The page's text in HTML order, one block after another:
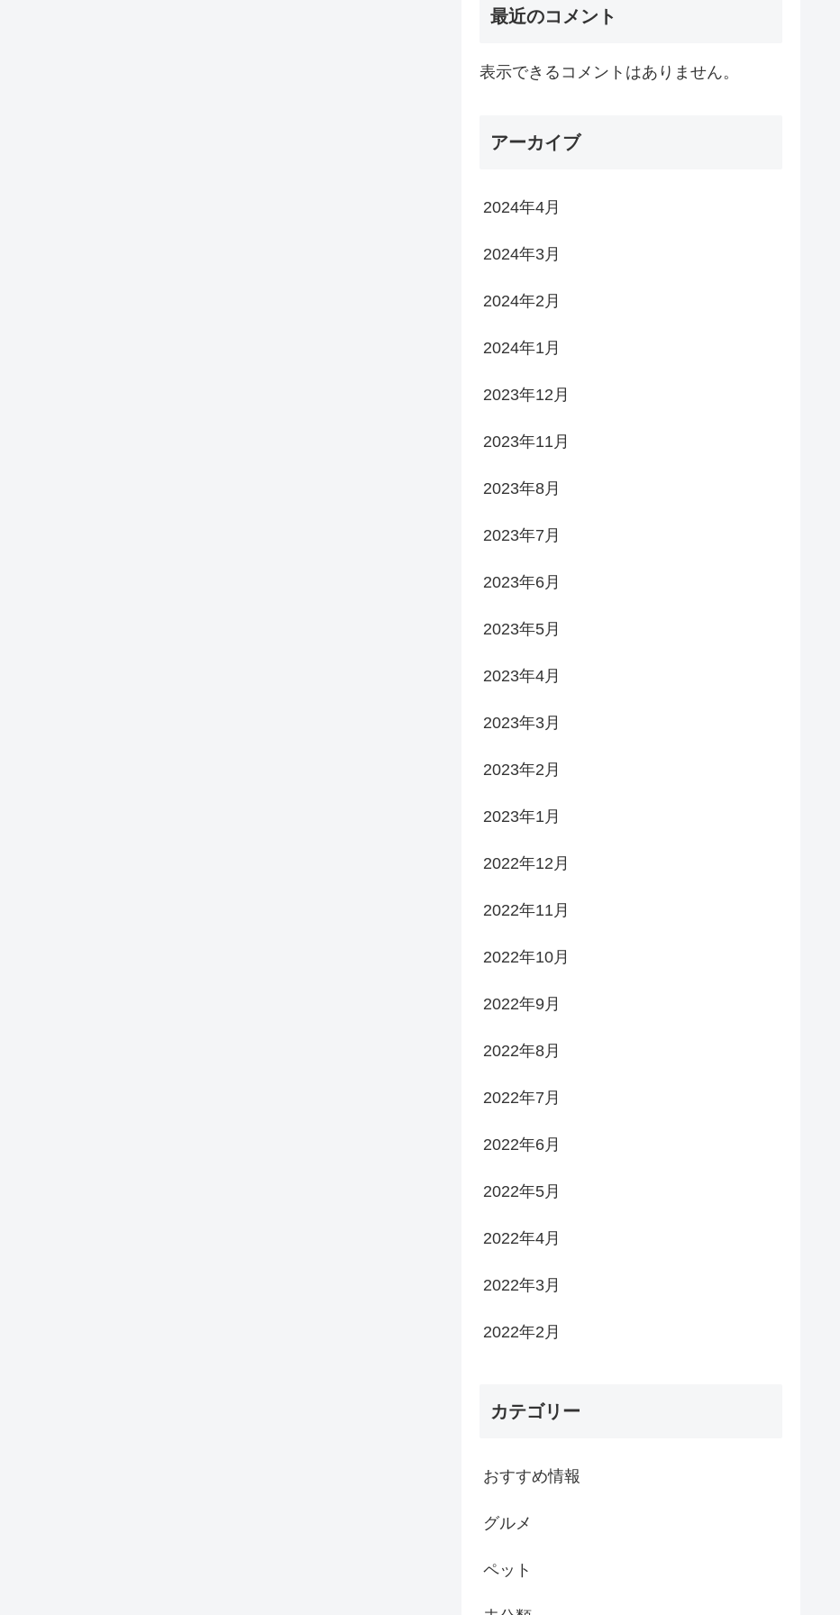
最近のコメント
表示できるコメントはありません。
アーカイブ
2024年4月
2024年3月
2024年2月
2024年1月
2023年12月
2023年11月
2023年8月
2023年7月
2023年6月
2023年5月
2023年4月
2023年3月
2023年2月
2023年1月
2022年12月
2022年11月
2022年10月
2022年9月
2022年8月
2022年7月
2022年6月
2022年5月
2022年4月
2022年3月
2022年2月
カテゴリー
おすすめ情報
グルメ
ペット